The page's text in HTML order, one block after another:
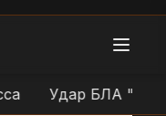
Удар БЛА